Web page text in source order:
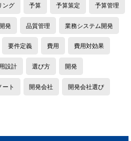
ング 予算 予算策定 予算管理
発 品質管理 業務システム開発
要件定義 費用 費用対効果
設計 選び方 開発
ート 開発会社 開発会社選び